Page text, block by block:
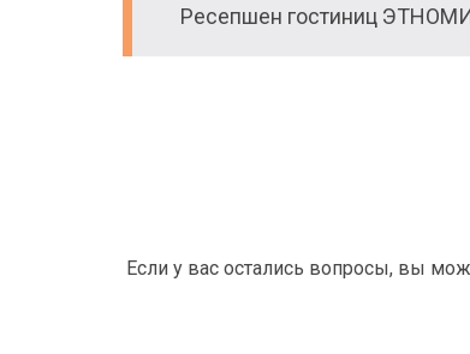
Ресепшен гостиниц
Если у вас остались вопросы, вы